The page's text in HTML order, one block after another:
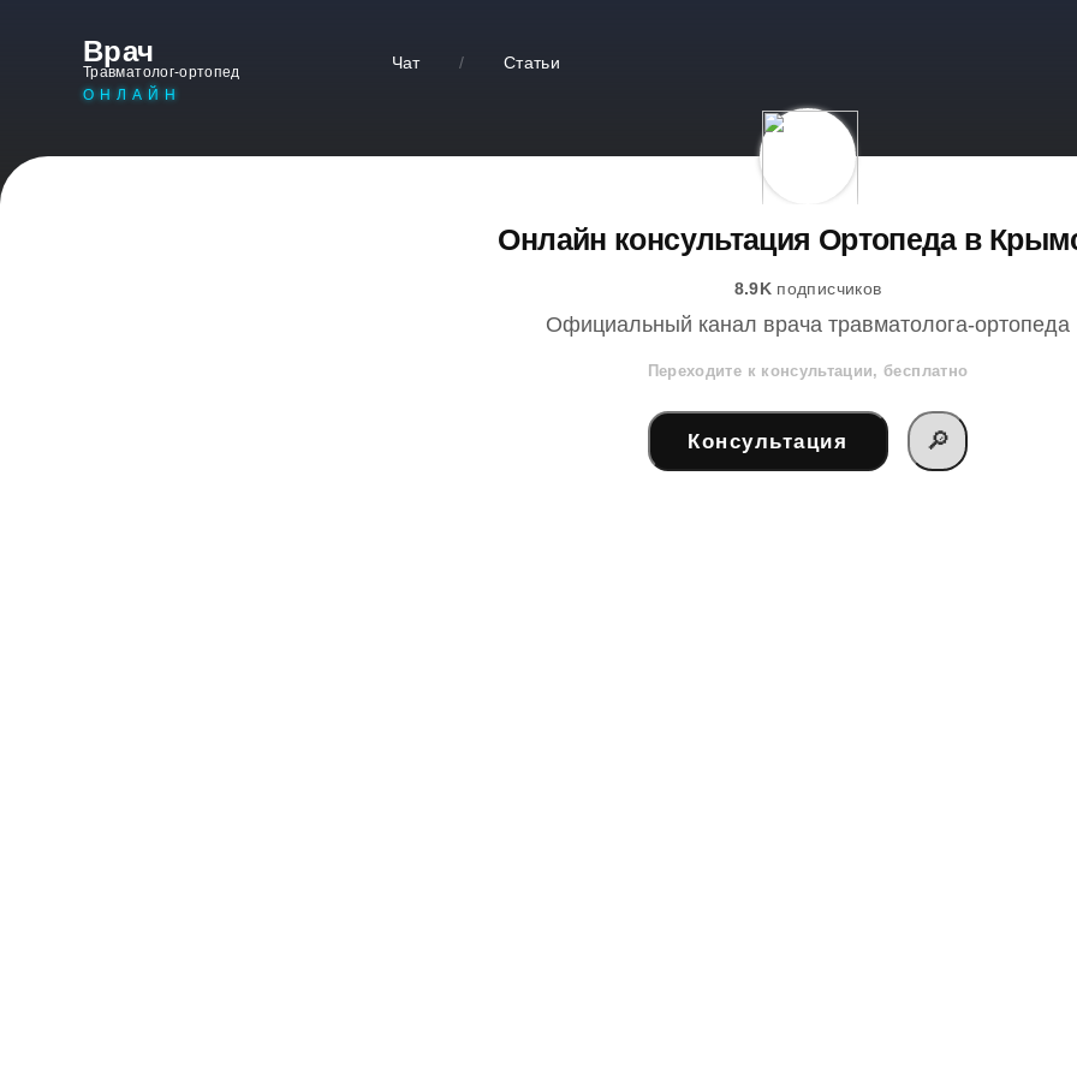
Врач
Травматолог-ортопед
ОНЛАЙН
Чат / Статьи
Онлайн консультация Ортопеда в
8.9K подписчиков
Официальный канал врача травматолога-ортопеда
Переходите к консультации, бесплатно
Консультация 🔎